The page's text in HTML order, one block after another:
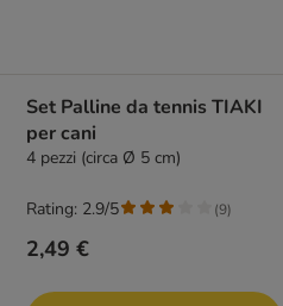
Set Palline da tennis TIAKI
per cani
4 pezzi (circa Ø 5 cm)
2,49 €
Rating: 2.9/5 (9)